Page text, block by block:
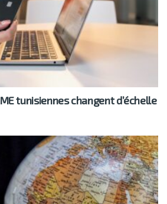
tunisiennes changent d’échelle